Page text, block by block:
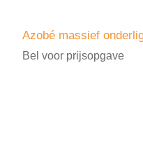
Azobé massief
Bel voor prijsopgave